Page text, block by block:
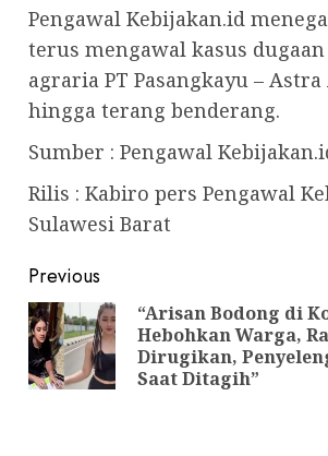
Pengawal Kebijakan.id
terus mengawal kasus
agraria PT Pasangkayu –
hingga terang benderang.
Sumber : Pengawal
Rilis : Kabiro pers Pengawal
Sulawesi Barat
Post
navigation
Previous
“Arisan Bodong di
Hebohkan Warga,
Dirugikan,
Saat Ditagih”